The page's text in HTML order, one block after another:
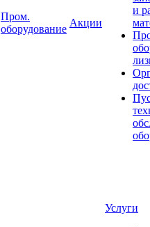
Пром.
оборудование
Акции
и
Услуги